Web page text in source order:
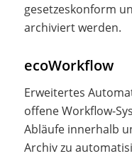
gesetzeskonform
archiviert werden.
ecoWorkflow
Erweitertes
offene Workflow-
Abläufe innerhalb
Archiv zu